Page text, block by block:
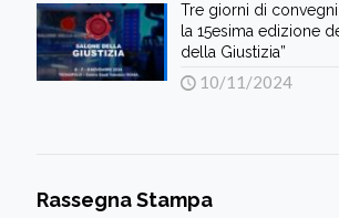
Tre giorni di
la 15esima edizione
della Giustizia”
10/11/2024
Rassegna Stampa